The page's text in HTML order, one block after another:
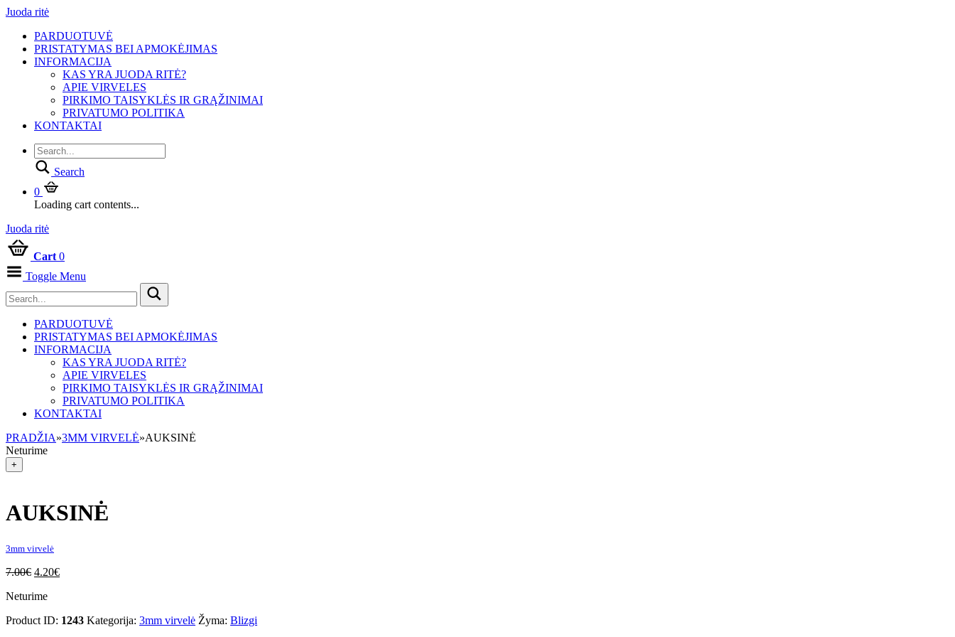
Juoda ritė
PARDUOTUVĖ
PRISTATYMAS BEI APMOKĖJIMAS
INFORMACIJA
KAS YRA JUODA RITĖ?
APIE VIRVELES
PIRKIMO TAISYKLĖS IR GRĄŽINIMAI
PRIVATUMO POLITIKA
KONTAKTAI
Search
0
Loading cart contents...
Juoda ritė
Cart 0
Toggle Menu
PARDUOTUVĖ
PRISTATYMAS BEI APMOKĖJIMAS
INFORMACIJA
KAS YRA JUODA RITĖ?
APIE VIRVELES
PIRKIMO TAISYKLĖS IR GRĄŽINIMAI
PRIVATUMO POLITIKA
KONTAKTAI
PRADŽIA»3MM VIRVELĖ»AUKSINĖ
Neturime
+
AUKSINĖ
3mm virvelė
7.00€ 4.20€
Neturime
Product ID: 1243 Kategorija: 3mm virvelė Žyma: Blizgi